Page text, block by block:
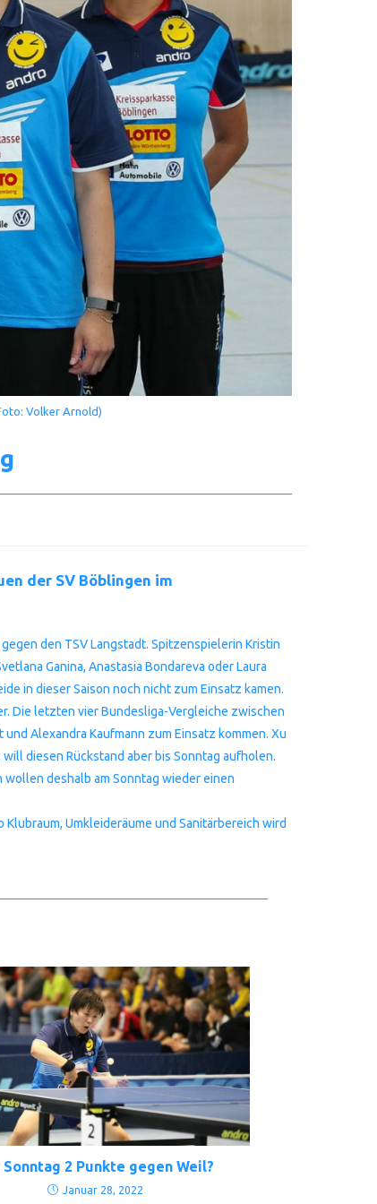
Volker Arnold)
der SV Böblingen im
den TSV Langstadt. Spitzenspielerin Kristin
Ganina, Anastasia Bondareva oder Laura
in dieser Saison noch nicht zum Einsatz kamen.
Die letzten vier Bundesliga-Vergleiche zwischen
Alexandra Kaufmann zum Einsatz kommen. Xu
diesen Rückstand aber bis Sonntag aufholen.
deshalb am Sonntag wieder einen
Umkleideräume und Sanitärbereich wird
Sonntag 2 Punkte gegen Weil?
Januar 28, 2022